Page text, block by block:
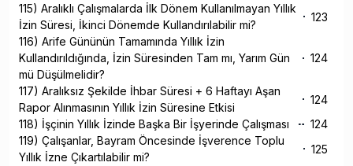
115) Aralıklı Çalışmalarda İlk Dönem Kullanılmayan Yıllık
İzin Süresi, İkinci Dönemde Kullandırılabilir mi?
123
116) Arife Gününün Tamamında Yıllık İzin
Kullandırıldığında, İzin Süresinden Tam mı, Yarım Gün
mü Düşülmelidir?
124
117) Aralıksız Şekilde İhbar Süresi + 6 Haftayı Aşan
Rapor Alınmasının Yıllık İzin Süresine Etkisi
124
118) İşçinin Yıllık İzinde Başka Bir İşyerinde Çalışması
124
119) Çalışanlar, Bayram Öncesinde İşverence Toplu
Yıllık İzne Çıkartılabilir mi?
125